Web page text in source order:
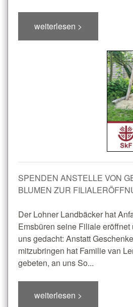
weiterlesen >
SPENDEN ANSTELLE VON
BLUMEN ZUR
Der Lohner Landbäcker hat
Emsbüren seine Filiale
uns gedacht: Anstatt
mitzubringen hat Familie van
gebeten, an uns So...
weiterlesen >